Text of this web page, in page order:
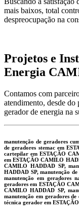
mais baixos, total
despreocupação na
Projetos e
Energia
Contamos com
atendimento, desde
gerador de energia na
manutenção de geradores
de geradores stemac em
cartepilar em ESTAÇÃO
em ESTAÇÃO CAMILO
CAMILO HADDAD SP,
HADDAD SP, manutenção
manutenção em geradores
geradores em ESTAÇÃO
CAMILO HADDAD SP,
manutenção em geradores
técnica gerador em